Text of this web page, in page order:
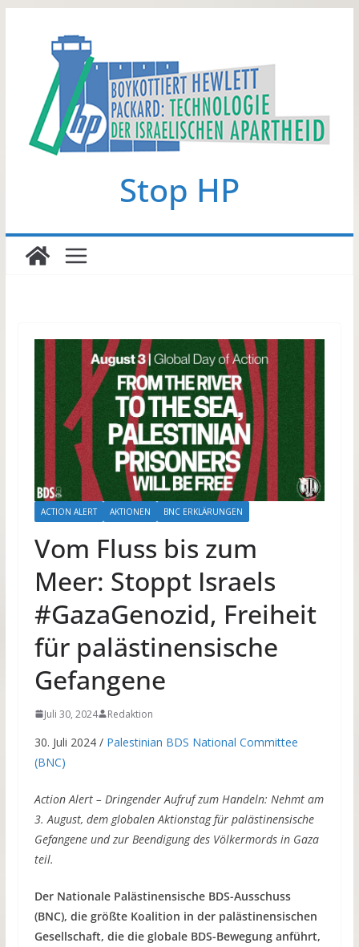
springen
Stop HP
ACTION ALERT AKTIONEN BNC ERKLÄRUNGEN
Vom Fluss bis zum
Meer: Stoppt Israels
#GazaGenozid, Freiheit
für palästinensische
Gefangene
Juli 30, 2024 Redaktion
30. Juli 2024 / Palestinian BDS National Committee
(BNC)
Action Alert – Dringender Aufruf zum Handeln: Nehmt am
3. August, dem globalen Aktionstag für palästinensische
Gefangene und zur Beendigung des Völkermords in Gaza
teil.
Der Nationale Palästinensische BDS-Ausschuss
(BNC), die größte Koalition in der palästinensischen
Gesellschaft, die die globale BDS-Bewegung anführt,